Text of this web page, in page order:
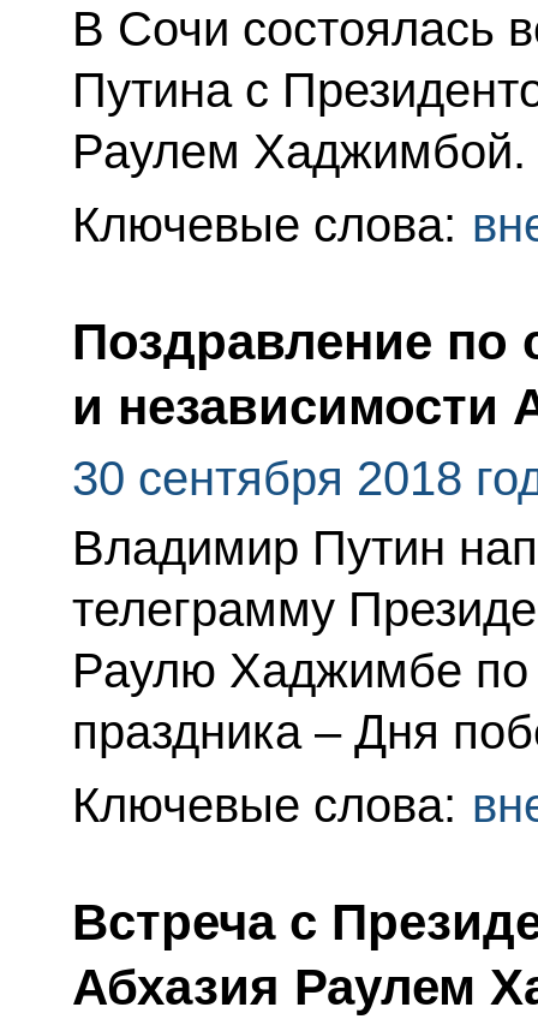
В Сочи состоялась
Путина с
Раулем Хаджимбой.
Ключевые слова:
Поздравление
и независимости
30 сентября 2018
Владимир Путин
телеграмму
Раулю Хаджимбе по
праздника – Дня
Ключевые слова:
Встреча с
Абхазия Раулем